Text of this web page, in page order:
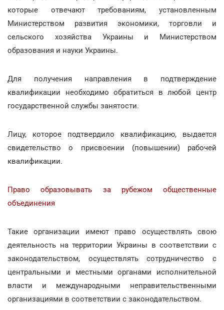
которые отвечают требованиям, установленным
Министерством развития экономики, торговли и
сельского хозяйства Украины и Министерством
образования и науки Украины.
Для получения направления в подтверждение
квалификации необходимо обратиться в любой центр
государственной службы занятости.
Лицу, которое подтвердило квалификацию, выдается
свидетельство о присвоении (повышении) рабочей
квалификации.
Право образовывать за рубежом общественные
объединения
Такие организации имеют право осуществлять свою
деятельность на территории Украины в соответствии с
законодательством, осуществлять сотрудничество с
центральными и местными органами исполнительной
власти и международными неправительственными
организациями в соответствии с законодательством.